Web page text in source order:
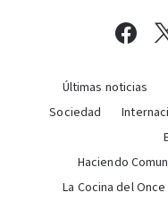
Últimas noticias
Sociedad
Haciendo
La Cocina del Once